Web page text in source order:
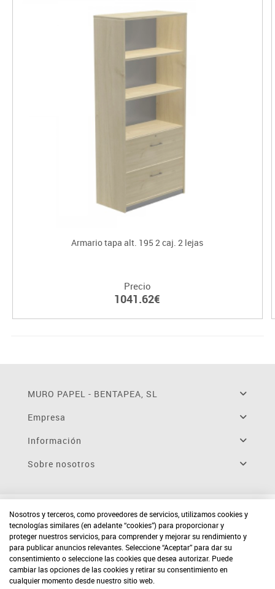
Armario tapa alt. 195 2 caj. 2 lejas
Precio
1041.62€
MURO PAPEL - BENTAPEA, SL
Empresa
Información
Sobre nosotros
Nosotros y terceros, como proveedores de servicios, utilizamos cookies y
tecnologías similares (en adelante “cookies”) para proporcionar y
proteger nuestros servicios, para comprender y mejorar su rendimiento y
para publicar anuncios relevantes. Seleccione “Aceptar” para dar su
consentimiento o seleccione las cookies que desea autorizar. Puede
cambiar las opciones de las cookies y retirar su consentimiento en
cualquier momento desde nuestro sitio web.